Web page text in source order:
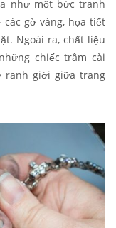
như một bức tranh
gờ vàng, họa tiết
Ngoài ra, chất liệu
chiếc trâm cài
ranh giới giữa trang